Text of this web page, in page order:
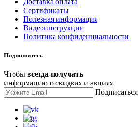
Доставка оплата
Сертификаты
Полезная информация
Видеоинструкции
Политика конфиденциальности
Подпишитесь
Чтобы всегда получать
информацию о скидках и акциях
Подписаться